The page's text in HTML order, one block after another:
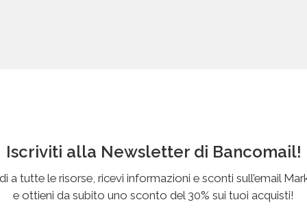
Iscriviti alla Newsletter di Bancomail!
a tutte le risorse, ricevi informazioni e sconti sull’email
e ottieni da subito uno sconto del 30% sui tuoi acquisti!